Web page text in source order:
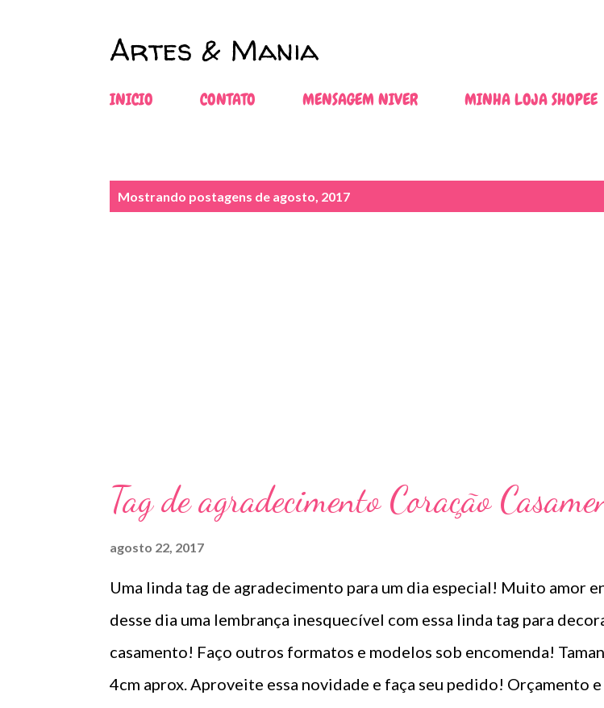
Artes & Mania
INICIO CONTATO MENSAGEM NIVER MINHA LOJA SHOPEE
Mostrando postagens de agosto, 2017
Tag de agradecimento Coração
agosto 22, 2017
Uma linda tag de agradecimento para um dia especial! Muito amor
desse dia uma lembrança inesquecível com essa linda tag para
casamento! Faço outros formatos e modelos sob encomenda!
4cm aprox. Aproveite essa novidade e faça seu pedido! Orçamento